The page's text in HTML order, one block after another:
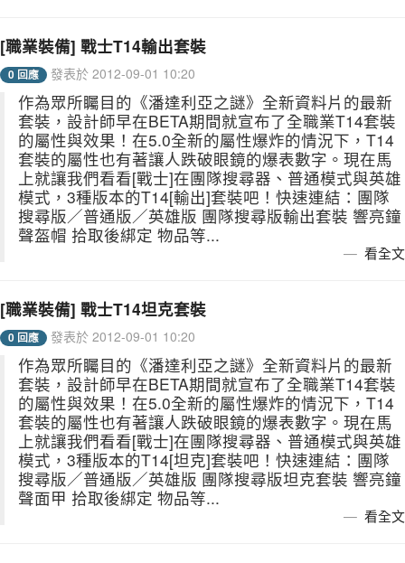
[職業裝備] 戰士T14輸出套裝
0 回應 發表於 2012-09-01 10:20
作為眾所矚目的《潘達利亞之謎》全新資料片的最新
套裝，設計師早在BETA期間就宣布了全職業T14套裝
的屬性與效果！在5.0全新的屬性爆炸的情況下，T14
套裝的屬性也有著讓人跌破眼鏡的爆表數字。現在馬
上就讓我們看看[戰士]在團隊搜尋器、普通模式與英雄
模式，3種版本的T14[輸出]套裝吧！快速連結：團隊
搜尋版／普通版／英雄版 團隊搜尋版輸出套裝 響亮鐘
聲盔帽 拾取後綁定 物品等...
看全文
[職業裝備] 戰士T14坦克套裝
0 回應 發表於 2012-09-01 10:20
作為眾所矚目的《潘達利亞之謎》全新資料片的最新
套裝，設計師早在BETA期間就宣布了全職業T14套裝
的屬性與效果！在5.0全新的屬性爆炸的情況下，T14
套裝的屬性也有著讓人跌破眼鏡的爆表數字。現在馬
上就讓我們看看[戰士]在團隊搜尋器、普通模式與英雄
模式，3種版本的T14[坦克]套裝吧！快速連結：團隊
搜尋版／普通版／英雄版 團隊搜尋版坦克套裝 響亮鐘
聲面甲 拾取後綁定 物品等...
看全文